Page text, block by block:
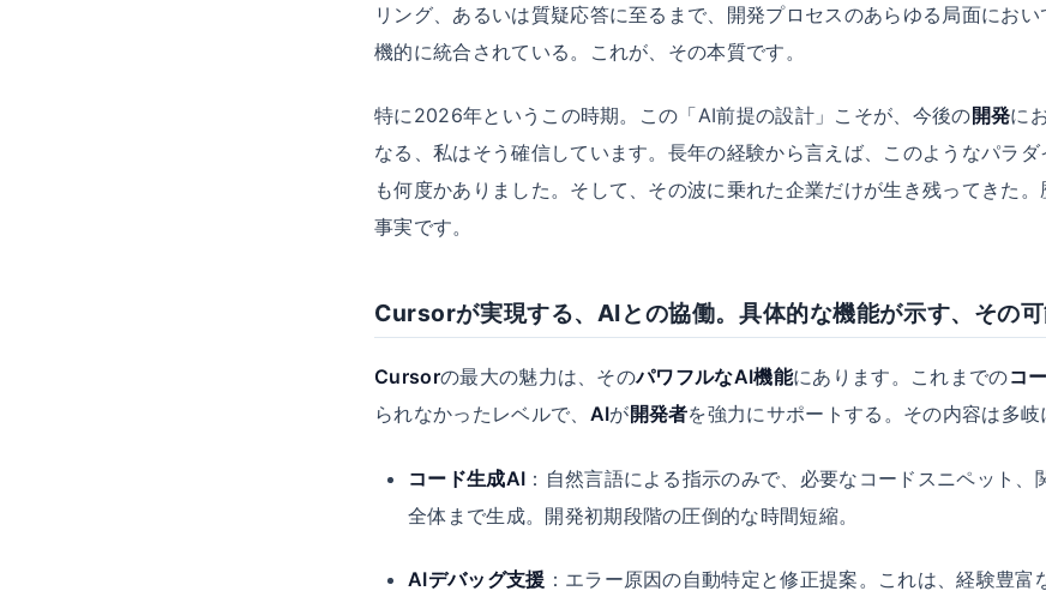
リング、あるいは質疑応答に至るまで、開発プロセスのあらゆる局面におい
機的に統合されている。これが、その本質です。
特に2026年というこの時期。この「AI前提の設計」こそが、今後の開発に
なる、私はそう確信しています。長年の経験から言えば、このようなパラ
も何度かありました。そして、その波に乗れた企業だけが生き残ってきた
事実です。
Cursorが実現する、AIとの協働。具体的な機能が示す、その可
Cursorの最大の魅力は、そのパワフルなAI機能にあります。これまでのコ
られなかったレベルで、 AIが開発者を強力にサポートする。その内容は多岐
コード生成AI ：自然言語による指示のみで、必要なコードスニペット、
全体まで生成。開発初期段階の圧倒的な時間短縮。
AIデバッグ支援 ：エラー原因の自動特定と修正提案。これは、経験豊富